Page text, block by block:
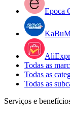
Epoca
Todas as
Todas as
Todas as
Serviços e